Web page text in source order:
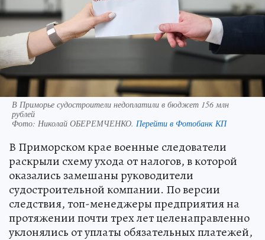
В Приморье судостроители недоплатили в бюджет 156 млн
рублей
Фото: Николай ОБЕРЕМЧЕНКО. Перейти в Фотобанк КП
В Приморском крае военные следователи
раскрыли схему ухода от налогов, в которой
оказались замешаны руководители
судостроительной компании. По версии
следствия, топ-менеджеры предприятия на
протяжении почти трех лет целенаправленно
уклонялись от уплаты обязательных платежей,